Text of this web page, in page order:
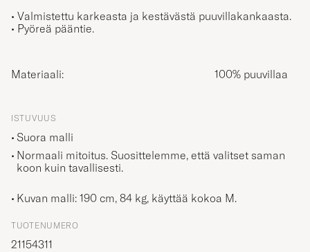
• Valmistettu karkeasta ja kestävästä puuvillakankaasta.
• Pyöreä pääntie.
Materiaali: 100% puuvillaa
ISTUVUUS
Suora malli
Normaali mitoitus. Suosittelemme, että valitset saman
koon kuin tavallisesti.
Kuvan malli: 190 cm, 84 kg, käyttää kokoa M.
TUOTENUMERO
21154311